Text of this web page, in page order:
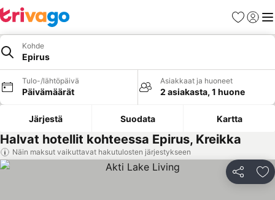
Suosikit
Kohde
Epirus
Tulo-/lähtöpäivä
Päivämäärät
Asiakkaat ja huoneet
2 asiakasta, 1 huone
Järjestä Suodata Kartta
Halvat hotellit kohteessa Epirus, Kreikka
Näin maksut vaikuttavat hakutulosten järjestykseen
Jaa